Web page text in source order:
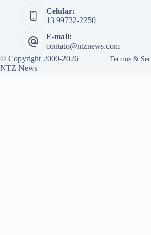
Celular:
13 99732-2250
E-mail:
contato@ntznews.com
© Copyright 2000-2026
NTZ News
Termos &